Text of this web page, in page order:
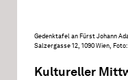
Gedenktafel an Fürst Johann
Salzergasse 12, 1090 Wien,
Kultureller